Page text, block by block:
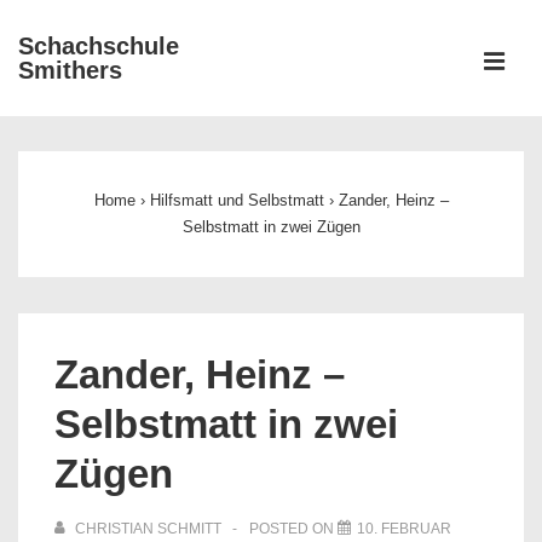
Zum
Inhalt
Schachschule
Smithers
Home › Hilfsmatt und Selbstmatt › Zander, Heinz –
Selbstmatt in zwei Zügen
Zander, Heinz –
Selbstmatt in zwei
Zügen
CHRISTIAN SCHMITT POSTED ON
10. FEBRUAR